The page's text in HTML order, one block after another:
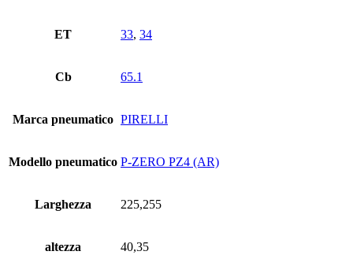
ET 33, 34
Cb 65.1
Marca pneumatico PIRELLI
Modello pneumatico P-ZERO PZ4 (AR)
Larghezza 225,255
altezza 40,35